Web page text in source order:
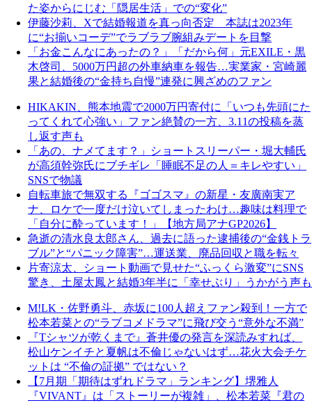
た姿からにじむ「隠居生活」での“変化”
伊藤沙莉、Xで結婚報道を真っ向否定 本誌は2023年
に“お揃いコーデ”でラブラブ腕組みデートを目撃
「お金こんなにあったの？」「だから何」元EXILE・黒
木啓司、5000万円超の外車納車を報告…実業家・宮崎麗
果と結婚後の“金持ち自慢”連発に興ざめのファン
HIKAKIN、熊本地震で2000万円寄付に「いつも先頭にた
ってくれて心強い」ファン絶賛の一方、3.11の投稿を蒸
し返す声も
「あの、ナメてます？」ショートスリーパー・堀大輔氏
が高須幹弥氏にブチギレ「睡眠不足の人＝キレやすい」
SNSで物議
自転車旅で無双する『ゴゴスマ』の新星・友廣南実ア
ナ、ロケで一度だけ泣いてしまったわけ…趣味は料理で
「自分に酔っています！」【地方局アナGP2026】
急逝の清水良太郎さん、過去に語った逮捕後の“金銭トラ
ブル”と“パニック障害”…運送業、廃品回収と職を転々
片寄涼太、ショート動画で見せた“ふっくら激変”にSNS
驚き、土屋太鳳と結婚3年半に「幸せぶり」うかがう声も
M!LK・佐野勇斗、赤坂に100人超えファン殺到！一方で
松本若菜との“ラブコメドラマ”に飛び交う“意外な不満”
『Tシャツが乾くまで』蒼井優の発言を深読みすれば、
松山ケンイチと夏帆は不倫じゃないはず…花火大会チケ
ットは “不倫の証拠” ではない？
【7月期「期待はずれドラマ」ランキング】堺雅人
『VIVANT』は「ストーリーが複雑」、松本若菜『君の